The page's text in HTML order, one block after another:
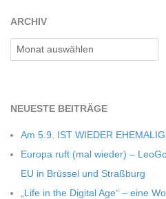
C
H
U
L
E
ARCHIV
Archiv
NEU­ESTE BEITRÄGE
Am 5.9. IST WIEDER
Europa ruft (mal wie­der) –
EU in Brüs­sel und Straßburg
„Life in the Digi­tal Age“ – eine